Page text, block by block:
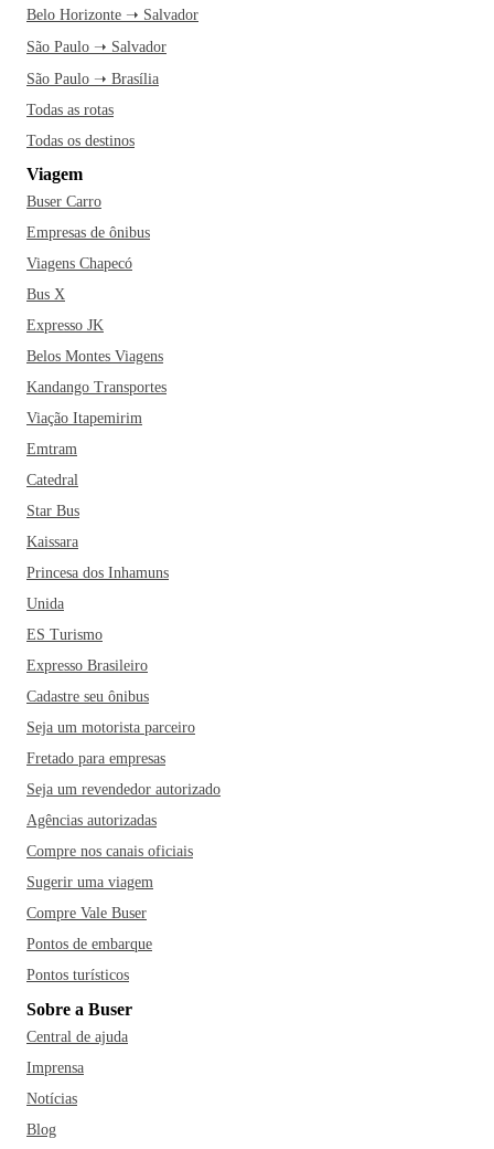
Belo Horizonte ➝ Salvador
São Paulo ➝ Salvador
São Paulo ➝ Brasília
Todas as rotas
Todas os destinos
Viagem
Buser Carro
Empresas de ônibus
Viagens Chapecó
Bus X
Expresso JK
Belos Montes Viagens
Kandango Transportes
Viação Itapemirim
Emtram
Catedral
Star Bus
Kaissara
Princesa dos Inhamuns
Unida
ES Turismo
Expresso Brasileiro
Cadastre seu ônibus
Seja um motorista parceiro
Fretado para empresas
Seja um revendedor autorizado
Agências autorizadas
Compre nos canais oficiais
Sugerir uma viagem
Compre Vale Buser
Pontos de embarque
Pontos turísticos
Sobre a Buser
Central de ajuda
Imprensa
Notícias
Blog